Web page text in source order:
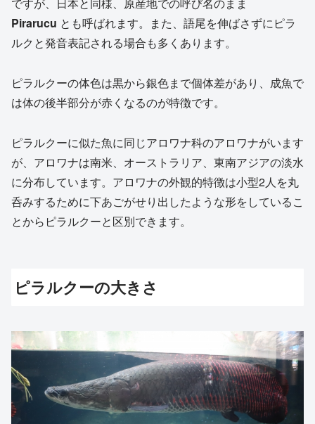
ですが、日本と同様、原産地での呼び名のまま
Pirarucu とも呼ばれます。また、語尾を伸ばさずにピラ
ルクと発音表記される場合も多くあります。
ピラルクーの体色は黒から銀色まで個体差があり、成魚で
は体の後半部分が赤くなるのが特徴です。
ピラルクーに似た魚に同じアロワナ科のアロワナがいます
が、アロワナは南米、オーストラリア、東南アジアの淡水
に分布しています。アロワナの外観的特徴は小型2人を丸
呑みするために下あごがせり出したような形をしているこ
とからピラルクーと区別できます。
ピラルクーの大きさ